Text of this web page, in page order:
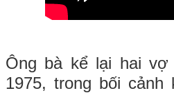
Ông bà kể lại hai vợ
1975, trong bối